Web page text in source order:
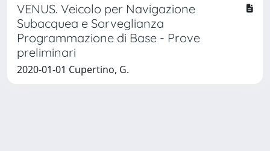
VENUS. Veicolo per Navigazione
Subacquea e Sorveglianza
Programmazione di Base - Prove
preliminari
2020-01-01 Cupertino, G.